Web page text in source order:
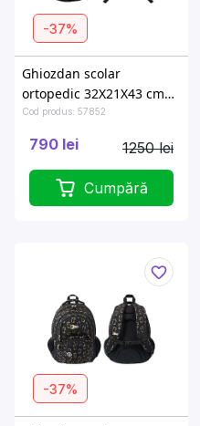
-37%
Ghiozdan scolar
ortopedic 32X21X43 cm
Moon View
Cod produs: 57852
790 lei 1250 lei
Cumpără
-37%